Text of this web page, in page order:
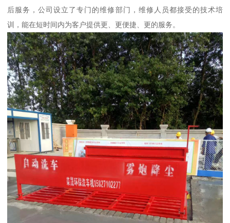
后服务，公司设立了专门的维修部门，维修人员都接受的技术培
训，能在短时间内为客户提供更、更便捷、更的服务。